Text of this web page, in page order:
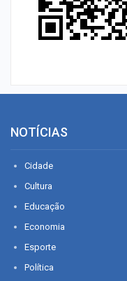
NOTÍCIAS
Cidade
Cultura
Educação
Economia
Esporte
Política